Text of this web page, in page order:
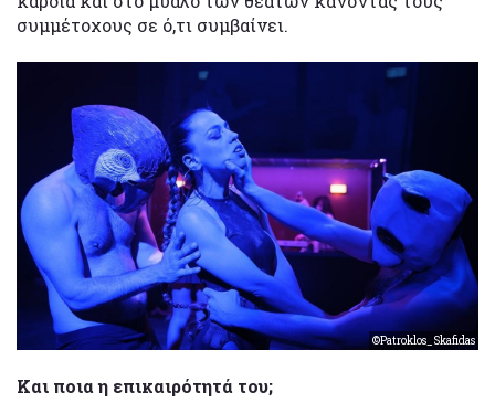
συμμέτοχους σε ό,τι συμβαίνει.
©Patroklos_Skafidas
Και ποια η επικαιρότητά του;